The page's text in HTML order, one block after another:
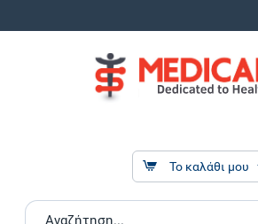
Το καλάθι μου